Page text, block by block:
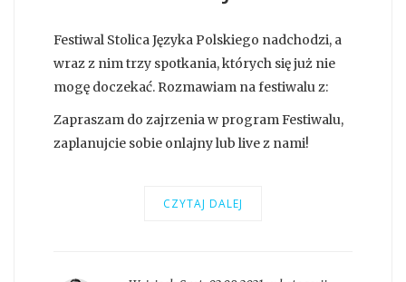
Festiwal Stolica Języka Polskiego nadchodzi, a
wraz z nim trzy spotkania, których się już nie
mogę doczekać. Rozmawiam na festiwalu z:
Zapraszam do zajrzenia w program Festiwalu,
zaplanujcie sobie onlajny lub live z nami!
CZYTAJ DALEJ